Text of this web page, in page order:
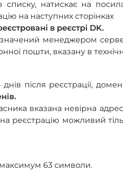
натискає на
на наступних сторінках
в реєстрі DK.
менеджером
пошти, вказану в
після реєстрації,
вказана невірна
реєстрацію можливий
63 символи.